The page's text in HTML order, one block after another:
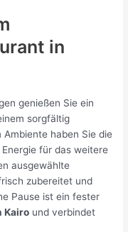
in
genießen Sie ein
sorgfältig
haben Sie die
für das weitere
ausgewählte
zubereitet und
Pause ist ein fester
Kairo und verbindet